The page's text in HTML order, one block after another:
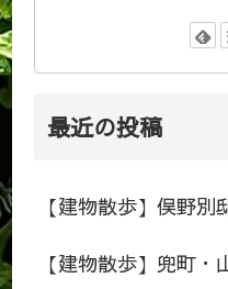
最近の投稿
【建物散歩】俣野
【建物散歩】兜町・